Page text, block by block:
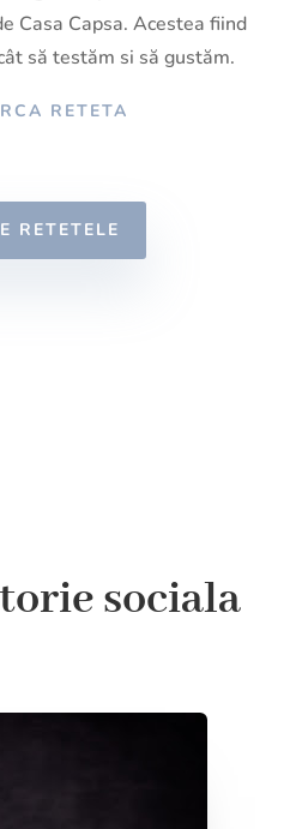
Casa Capsa. Acestea fiind
să testăm si să gustăm.
RETETA
RETETELE
sociala